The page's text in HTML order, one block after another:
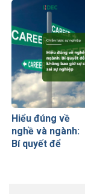
của những cha
Hiểu đúng về
nghề và ngành:
Bí quyết để